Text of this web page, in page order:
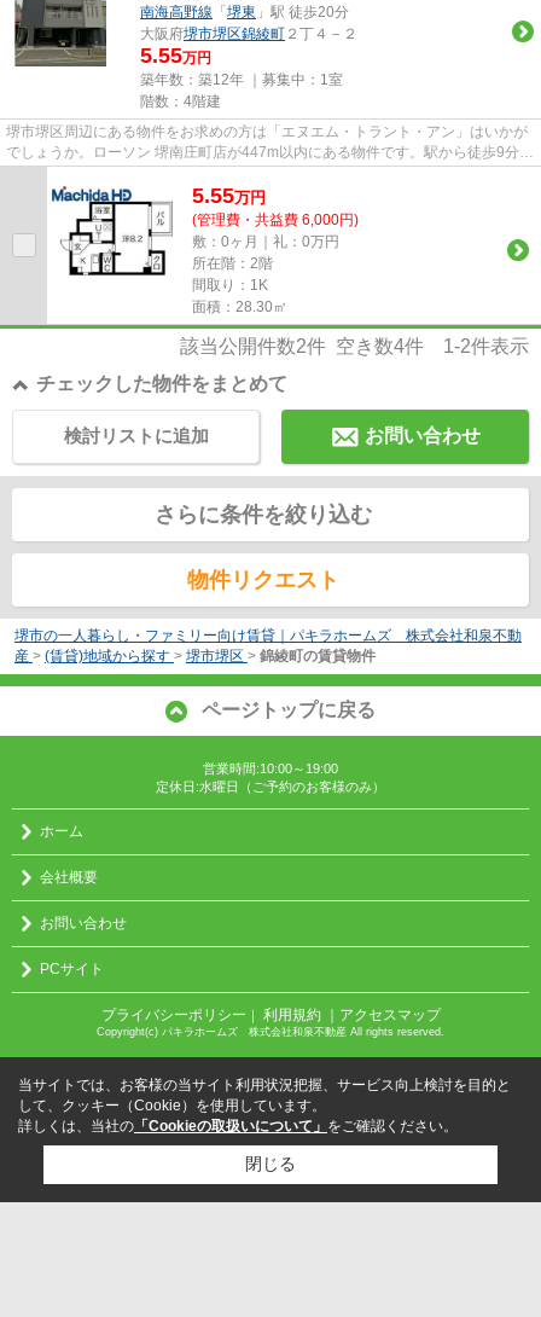
南海高野線 「 堺東 」駅 徒歩20分
大阪府堺市堺区錦綾町 ２丁４－２
5.55万円
築年数：築12年 ｜募集中： 1室
階数：4階建
堺市堺区周辺にある物件をお求めの方は「エヌエム・トラント・アン」はいかが
でしょうか。ローソン 堺南庄町店が447m以内にある物件です。駅から徒歩9分の
5.55万円
(管理費・共益費 6,000円)
敷：0ヶ月｜礼：0万円
所在階：2階
間取り：1K
面積：28.30㎡
該当公開件数2件 空き数4件 1-2件表示
チェックした物件をまとめて
お問い合わせ
検討リストに追加
さらに条件を絞り込む
物件リクエスト
堺市の一人暮らし・ファミリー向け賃貸｜パキラホームズ 株式会社和泉不動
産 > (賃貸)地域から探す > 堺市堺区 > 錦綾町の賃貸物件
ページトップに戻る
営業時間:10:00～19:00
定休日:水曜日（ご予約のお客様のみ）
ホーム
会社概要
お問い合わせ
PCサイト
プライバシーポリシー ｜ 利用規約 ｜アクセスマップ
Copyright(c) パキラホームズ 株式会社和泉不動産 All rights reserved.
当サイトでは、お客様の当サイト利用状況把握、サービス向上検討を目的と
して、クッキー（Cookie）を使用しています。
詳しくは、当社の 「Cookieの取扱いについて」 をご確認ください。
閉じる